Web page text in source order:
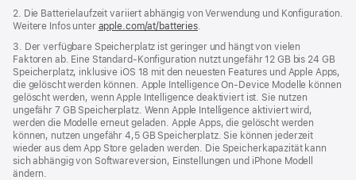
2. Die Batterielaufzeit variiert abhängig von Verwendung und Konfiguration.
Weitere Infos unter apple.com/at/batteries.
3. Der verfügbare Speicherplatz ist geringer und hängt von vielen
Faktoren ab. Eine Standard-Konfiguration nutzt ungefähr 12 GB bis 24 GB
Speicherplatz, inklusive iOS 18 mit den neuesten Features und Apple Apps,
die gelöscht werden können. Apple Intelligence On‑Device Modelle können
gelöscht werden, wenn Apple Intelligence deaktiviert ist. Sie nutzen
ungefähr 7 GB Speicherplatz. Wenn Apple Intelligence aktiviert wird,
werden die Modelle erneut geladen. Apple Apps, die gelöscht werden
können, nutzen ungefähr 4,5 GB Speicherplatz. Sie können jederzeit
wieder aus dem App Store geladen werden. Die Speicherkapazität kann
sich abhängig von Softwareversion, Einstellungen und iPhone Modell
ändern.